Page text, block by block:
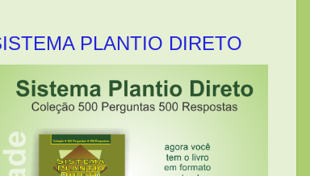
PLANTIO DIRETO